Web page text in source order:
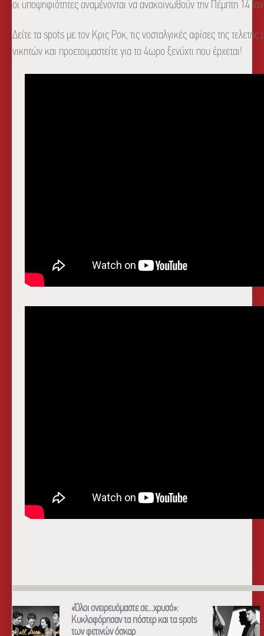
οι υποψηφιότητες αναμένονται να ανακοινωθούν την Πέμπτη 14
Δείτε τα spots με τον Κρις Ροκ, τις νοσταλγικές αφίσες της
νικητών και προετοιμαστείτε για το 4ωρο ξενύχτι που έρχεται!
«Όλοι ονειρευόμαστε σε...χρυσό»:
Κυκλοφόρησαν τα πόστερ και τα spots
των φετινών όσκαρ